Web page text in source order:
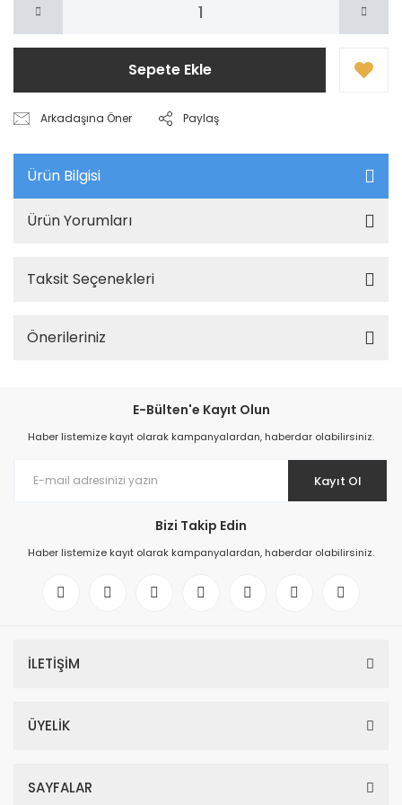
Sepete Ekle
Arkadaşına Öner Paylaş
Ürün Bilgisi
Ürün Yorumları
Taksit Seçenekleri
Önerileriniz
E-Bülten'e Kayıt Olun
Haber listemize kayıt olarak kampanyalardan, haberdar olabilirsiniz.
Kayıt Ol
Bizi Takip Edin
Haber listemize kayıt olarak kampanyalardan, haberdar olabilirsiniz.
İLETİŞİM
ÜYELİK
SAYFALAR